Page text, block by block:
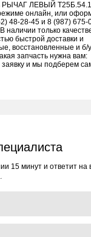
РЫЧАГ ЛЕВЫЙ
онлайн, или
48-28-45и 8 (987) 675-
наличии только
быстрой доставки и
восстановленные и б/у
запчасть нужна вам:
и мы подберем
15 минут и ответит на